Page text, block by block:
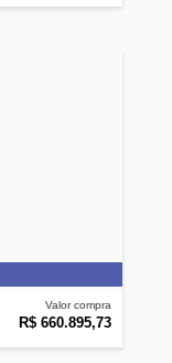
Valor compra
R$ 660.895,73